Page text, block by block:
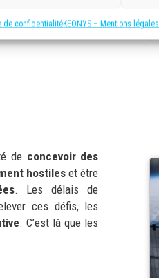
de confidentialitéKEONYS – Mentions légales
de concevoir des
hostiles et être
. Les délais de
ces défis, les
. C’est là que les